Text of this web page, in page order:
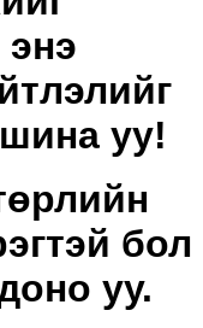
энэ
уу!
бол
уу.